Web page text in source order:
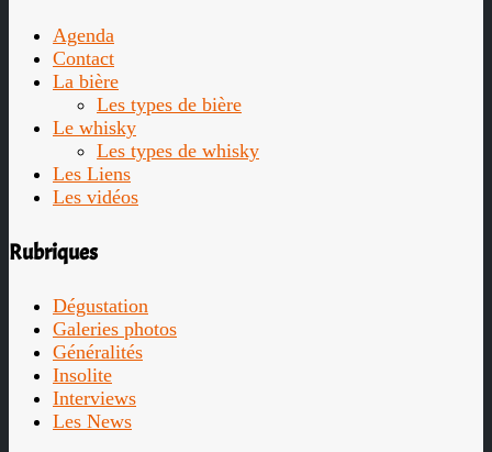
Agenda
Contact
La bière
Les types de bière
Le whisky
Les types de whisky
Les Liens
Les vidéos
Rubriques
Dégustation
Galeries photos
Généralités
Insolite
Interviews
Les News